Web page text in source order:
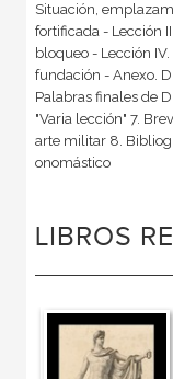
Situación,
fortificada - Lección
bloqueo - Lección
fundación - Anexo.
Palabras finales de
"Varia lección" 7.
arte militar 8.
onomástico
LIBROS